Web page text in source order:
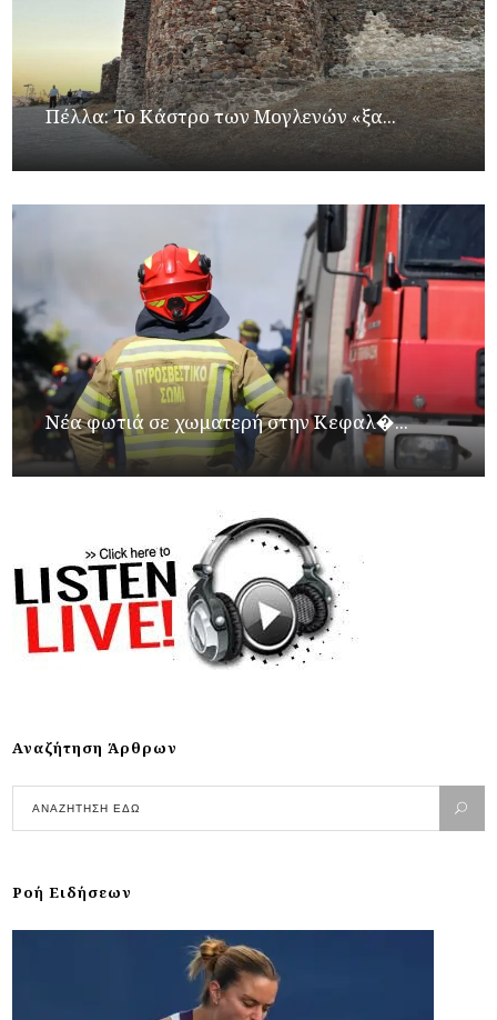
Πέλλα: Το Κάστρο των Μογλενών «ξα...
Νέα φωτιά σε χωματερή στην Κεφαλ�...
Αναζήτηση Άρθρων
Ροή Ειδήσεων